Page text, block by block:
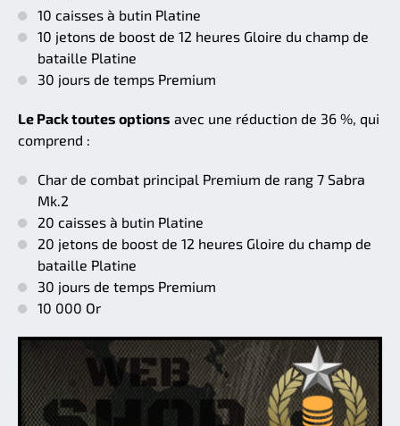
10 caisses à butin Platine
10 jetons de boost de 12 heures Gloire du champ de
bataille Platine
30 jours de temps Premium
Le Pack toutes options avec une réduction de 36 %, qui
comprend :
Char de combat principal Premium de rang 7 Sabra
Mk.2
20 caisses à butin Platine
20 jetons de boost de 12 heures Gloire du champ de
bataille Platine
30 jours de temps Premium
10 000 Or